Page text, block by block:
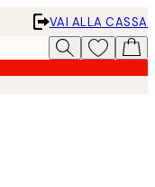
VAI ALLA CASSA